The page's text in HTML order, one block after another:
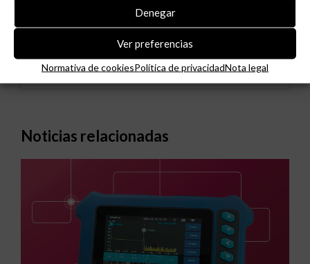
Denegar
Ver preferencias
Normativa de cookiesPolítica de privacidadNota legal
Estoy de acuerdo
Noticias relacionadas